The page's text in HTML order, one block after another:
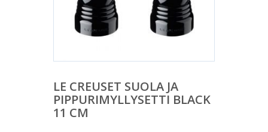
LE CREUSET SUOLA JA
PIPPURIMYLLYSETTI BLACK
11 CM